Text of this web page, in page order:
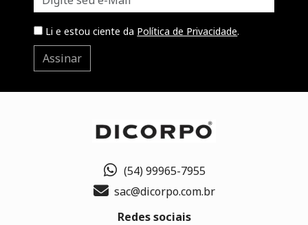
Li e estou ciente da Política de Privacidade.
Assinar
(54) 99965-7955
sac@dicorpo.com.br
Redes sociais